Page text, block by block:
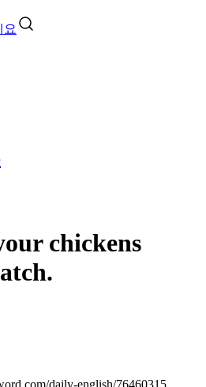
요
chickens
daily-english/76460315